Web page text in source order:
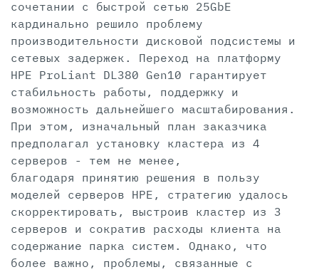
сочетании с быстрой сетью 25GbE
кардинально решило проблему
производительности дисковой подсистемы и
сетевых задержек. Переход на платформу
HPE ProLiant DL380 Gen10 гарантирует
стабильность работы, поддержку и
возможность дальнейшего масштабирования.
При этом, изначальный план заказчика
предполагал установку кластера из 4
серверов - тем не менее,
благодаря принятию решения в пользу
моделей серверов HPE, стратегию удалось
скорректировать, выстроив кластер из 3
серверов и сократив расходы клиента на
содержание парка систем. Однако, что
более важно, проблемы, связанные с